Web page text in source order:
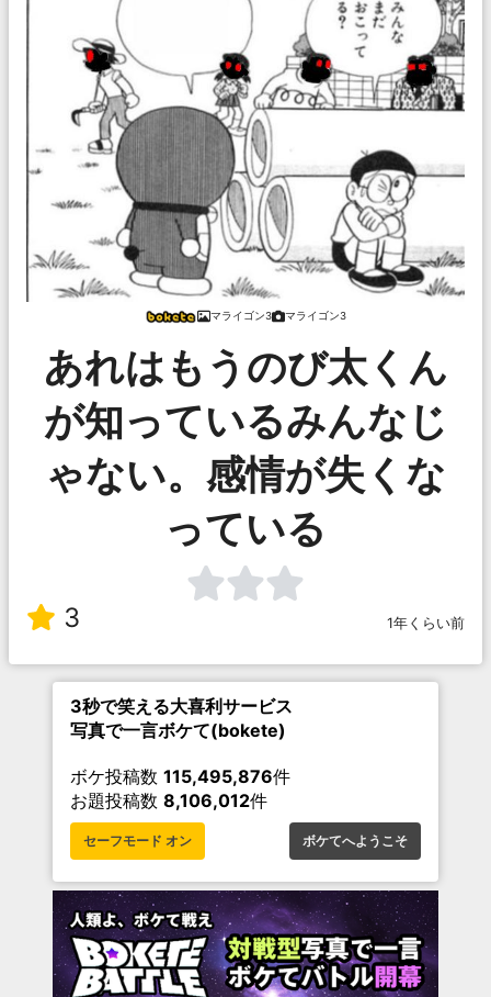
マライゴン3 マライゴン3
あれはもうのび太くん
が知っているみんなじ
ゃない。感情が失くな
っている
3 1年くらい前
3秒で笑える大喜利サービス
写真で一言ボケて(bokete)
ボケ投稿数 115,495,876件
お題投稿数 8,106,012件
セーフモード オン ボケてへようこそ